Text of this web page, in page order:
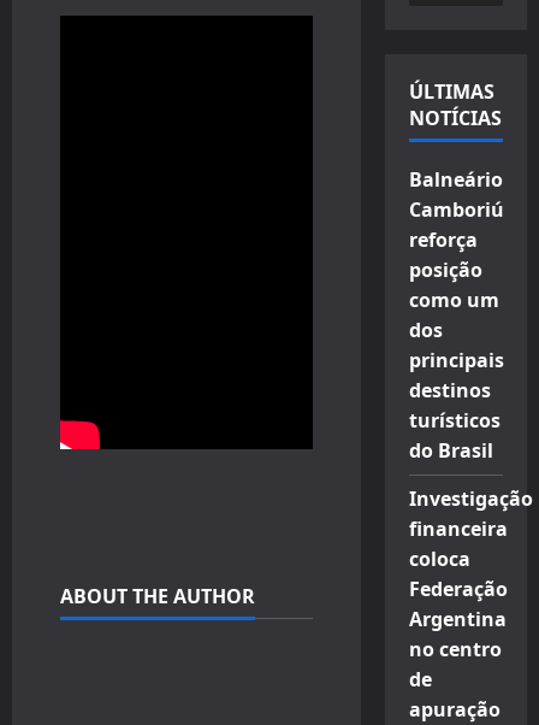
ABOUT THE AUTHOR
ÚLTIMAS
NOTÍCIAS
Balneário
Camboriú
reforça
posição
como um
dos
principais
destinos
turísticos
do Brasil
Investigação
financeira
coloca
Federação
Argentina
no centro
de
apuração